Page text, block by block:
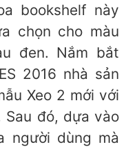
bookshelf này
chọn cho màu
đen. Nắm bắt
2016 nhà sản
Xeo 2 mới với
Sau đó, dựa vào
người dùng mà